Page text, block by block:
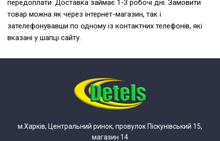
передоплати. Доставка займає 1-3 робочі дні. Замовити
товар можна як через інтернет-магазин, так і
зателефонувавши по одному із контактних телефонів, які
вказані у шапці сайту.
м.Харків, Центральний ринок, провулок Піскунівський 15,
магазин 14